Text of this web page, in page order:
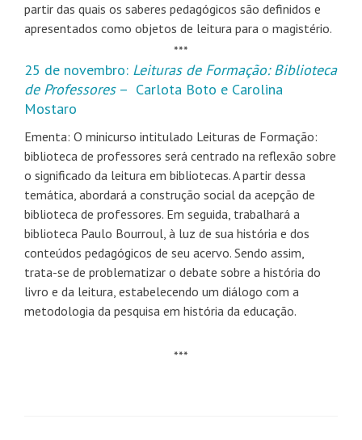
partir das quais os saberes pedagógicos são definidos e
apresentados como objetos de leitura para o magistério.
***
25 de novembro: Leituras de Formação: Biblioteca
de Professores– Carlota Boto e Carolina
Mostaro
​Ementa: O minicurso intitulado Leituras de Formação:
biblioteca de professores será centrado na reflexão sobre
o significado da leitura em bibliotecas. A partir dessa
temática, abordará a construção social da acepção de
biblioteca de professores. Em seguida, trabalhará a
biblioteca Paulo Bourroul, à luz de sua história e dos
conteúdos pedagógicos de seu acervo. Sendo assim,
trata-se de problematizar o debate sobre a história do
livro e da leitura, estabelecendo um diálogo com a
metodologia da pesquisa em história da educação.
***